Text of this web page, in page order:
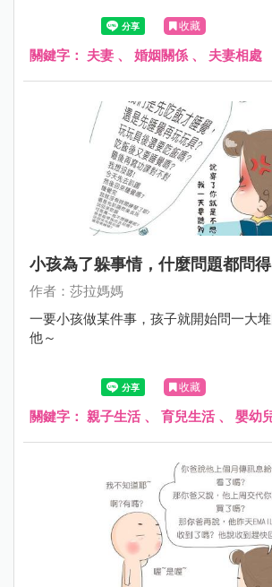
收藏
關鍵字： 夫妻 、 婚姻關係 、 夫妻相處
小孩為了躲事情，什麼問題都問
作者：莎拉媽媽
一要小孩做某件事，孩子就開始問一大
他～
收藏
關鍵字： 親子生活、 育兒生活、 嬰幼